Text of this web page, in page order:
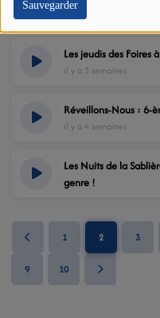
Sauvegarder
il y a 3 semaines
Les jeudis des Foires
il y a 3 semaines
Réveillons-Nous : 6-
il y a 4 semaines
Les Nuits de la
genre !
1 2 3
9 10